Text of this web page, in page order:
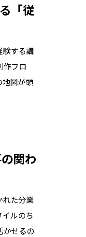
「従
験する講
作フロ
図が頭
関わ
れた分業
ルのち
かせるの